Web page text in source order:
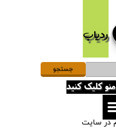
ردیاب
در سایت
کلیک کنید
جستجو